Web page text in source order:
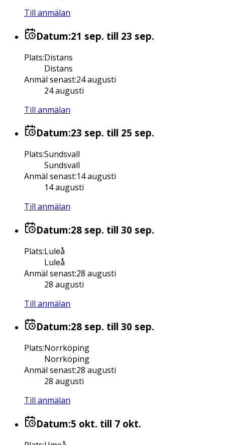
Till anmälan
Datum:21 sep. till 23 sep.
Plats:Distans
Distans
Anmäl senast:24 augusti
24 augusti
Till anmälan
Datum:23 sep. till 25 sep.
Plats:Sundsvall
Sundsvall
Anmäl senast:14 augusti
14 augusti
Till anmälan
Datum:28 sep. till 30 sep.
Plats:Luleå
Luleå
Anmäl senast:28 augusti
28 augusti
Till anmälan
Datum:28 sep. till 30 sep.
Plats:Norrköping
Norrköping
Anmäl senast:28 augusti
28 augusti
Till anmälan
Datum:5 okt. till 7 okt.